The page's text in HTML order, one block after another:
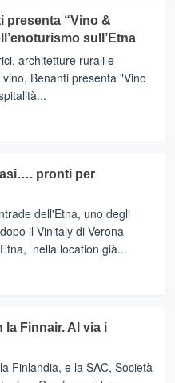
presenta “Vino &
sull’Etna
architetture rurali e
Benanti presenta "Vino
pronti per
dell'Etna, uno degli
il Vinitaly di Verona
nella location già...
la Finnair. Al via i
Finlandia, e la SAC, Società